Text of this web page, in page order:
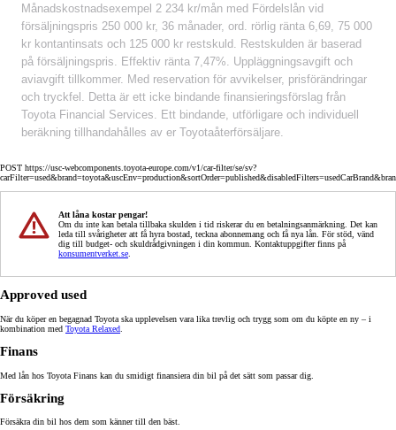
Månadskostnadsexempel 2 234 kr/mån med Fördelslån vid
försäljningspris 250 000 kr, 36 månader, ord. rörlig ränta 6,69, 75 000
kr kontantinsats och 125 000 kr restskuld. Restskulden är baserad
på försäljningspris. Effektiv ränta 7,47%. Uppläggningsavgift och
aviavgift tillkommer. Med reservation för avvikelser, prisförändringar
och tryckfel. Detta är ett icke bindande finansieringsförslag från
Toyota Financial Services. Ett bindande, utförligare och individuell
beräkning tillhandahålles av er Toyotaåterförsäljare.
POST https://usc-webcomponents.toyota-europe.com/v1/car-filter/se/sv?
Att låna kostar pengar!
Om du inte kan betala tillbaka skulden i tid riskerar du en betalningsanmärkning. Det kan
leda till svårigheter att få hyra bostad, teckna abonnemang och få nya lån. För stöd, vänd
dig till budget- och skuldrådgivningen i din kommun. Kontaktuppgifter finns på
konsumentverket.se
Approved used
När du köper en begagnad Toyota ska upplevelsen vara lika trevlig och trygg som om du köpte en ny – i
kombination med Toyota Relaxed
Finans
Med lån hos Toyota Finans kan du smidigt finansiera din bil på det sätt som passar dig.
Försäkring
Försäkra din bil hos dem som känner till den bäst.